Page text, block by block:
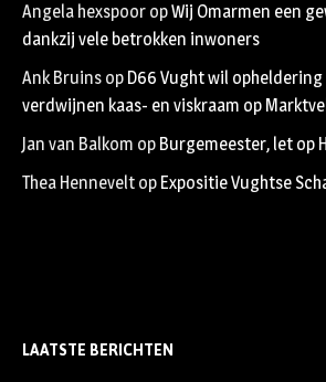
Angela hexspoor opWij Omarmen een
dankzij vele betrokken inwoners
Ank Bruins op D66 Vught wil
verdwijnen kaas- en viskraam op
Jan van Balkom op Burgemeester, let op
Thea Hennevelt op Expositie Vughtse
LAATSTE BERICHTEN